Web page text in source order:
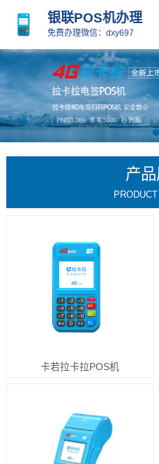
银联POS机办理
免费办理微信：dxy697
产
卡若拉卡拉POS机